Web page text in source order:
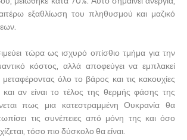
εξαθλίωση του πληθυσμού και μαζικό
τώρα ως ισχυρό οπίσθιο τμήμα για την
κόστος, αλλά αποφεύγει να εμπλακεί
όλο το βάρος και τις κακουχίες
αν είναι το τέλος της θερμής φάσης της
πως μια κατεστραμμένη Ουκρανία θα
τις συνέπειες από μόνη της και όσο
τόσο πιο δύσκολο θα είναι.